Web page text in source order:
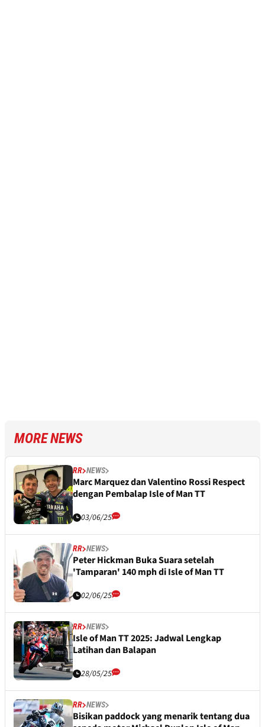
MORE NEWS
RR NEWS
Marc Marquez dan Valentino Rossi Respect
dengan Pembalap Isle of Man TT
03/06/25
RR NEWS
Peter Hickman Buka Suara setelah
'Tamparan' 140 mph di Isle of Man TT
02/06/25
RR NEWS
Isle of Man TT 2025: Jadwal Lengkap
Latihan dan Balapan
28/05/25
RR NEWS
Bisikan paddock yang menarik tentang dua